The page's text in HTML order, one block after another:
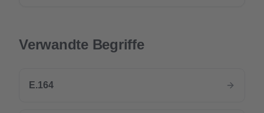
Verwandte Begriffe
E.164